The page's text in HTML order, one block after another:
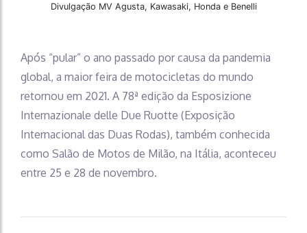
Divulgação MV Agusta, Kawasaki, Honda e Benelli
Após “pular” o ano passado por causa da pandemia
global, a maior feira de motocicletas do mundo
retornou em 2021. A 78ª edição da Esposizione
Internazionale delle Due Ruotte (Exposição
Internacional das Duas Rodas), também conhecida
como Salão de Motos de Milão, na Itália, aconteceu
entre 25 e 28 de novembro.